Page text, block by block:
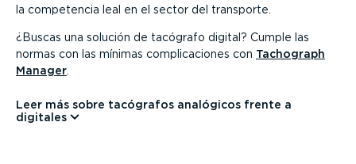
la competencia leal en el sector del transporte.
¿Buscas una solución de tacógrafo digital? Cumple las
normas con las mínimas compli­ca­ciones con Tachograph
Manager
Leer más sobre tacógrafos analógicos frente a
digitales